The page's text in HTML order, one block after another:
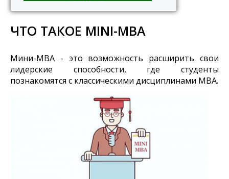
ЧТО ТАКОЕ MINI-MBA
Мини-MBA - это возможность расширить свои
лидерские способности, где студенты
познакомятся с классическими дисциплинами MBA.